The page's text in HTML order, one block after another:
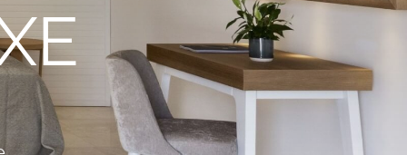
CODICE SCONTO
Hotel La Bisaccia
Club Hotel
Grand Relais dei Nuraghi
Residence I Cormorani Alti